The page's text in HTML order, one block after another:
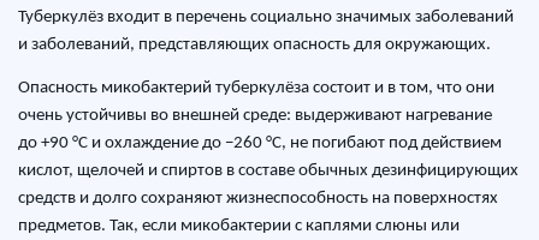
Туберкулёз входит в перечень социально значимых заболеваний
и заболеваний, представляющих опасность для окружающих.
Опасность микобактерий туберкулёза состоит и в том, что они
очень устойчивы во внешней среде: выдерживают нагревание
до +90 °C и охлаждение до −260 °C, не погибают под действием
кислот, щелочей и спиртов в составе обычных дезинфицирующих
средств и долго сохраняют жизнеспособность на поверхностях
предметов. Так, если микобактерии с каплями слюны или